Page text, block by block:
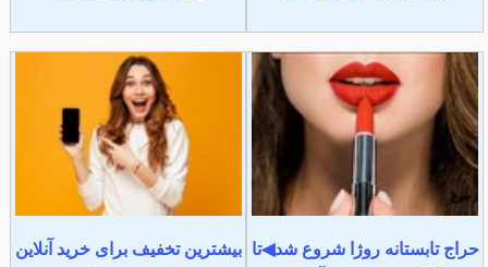
حراج تابستانه روژا شروع شد◀تا بیشترین تخفیف برای خرید آنلاین